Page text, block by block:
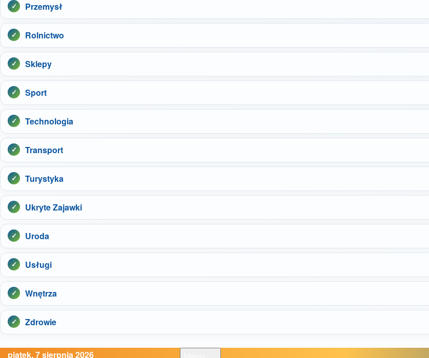
Przemysł
Rolnictwo
Sklepy
Sport
Technologia
Transport
Turystyka
Ukryte Zajawki
Uroda
Usługi
Wnętrza
Zdrowie
piątek, 7 sierpnia 2026